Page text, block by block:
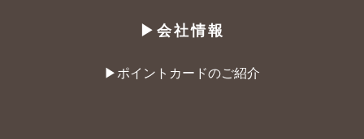
▶︎会社情報
▶︎ポイントカードのご紹介